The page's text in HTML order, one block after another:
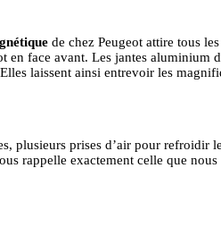
de chez Peugeot attire tous
en face avant. Les jantes aluminium
laissent ainsi entrevoir les
plusieurs prises d’air pour refroidir
rappelle exactement celle que